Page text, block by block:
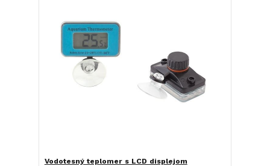
Vodotesný teplomer s LCD displejom